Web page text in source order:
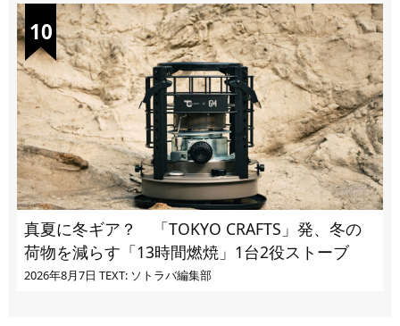
真夏に冬ギア？ 「TOKYO CRAFTS」発、冬の
荷物を減らす「13時間燃焼」1台2役ストーブ
2026年8月7日 TEXT: ソトラバ編集部